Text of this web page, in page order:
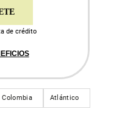
de crédito
Colombia Atlántico